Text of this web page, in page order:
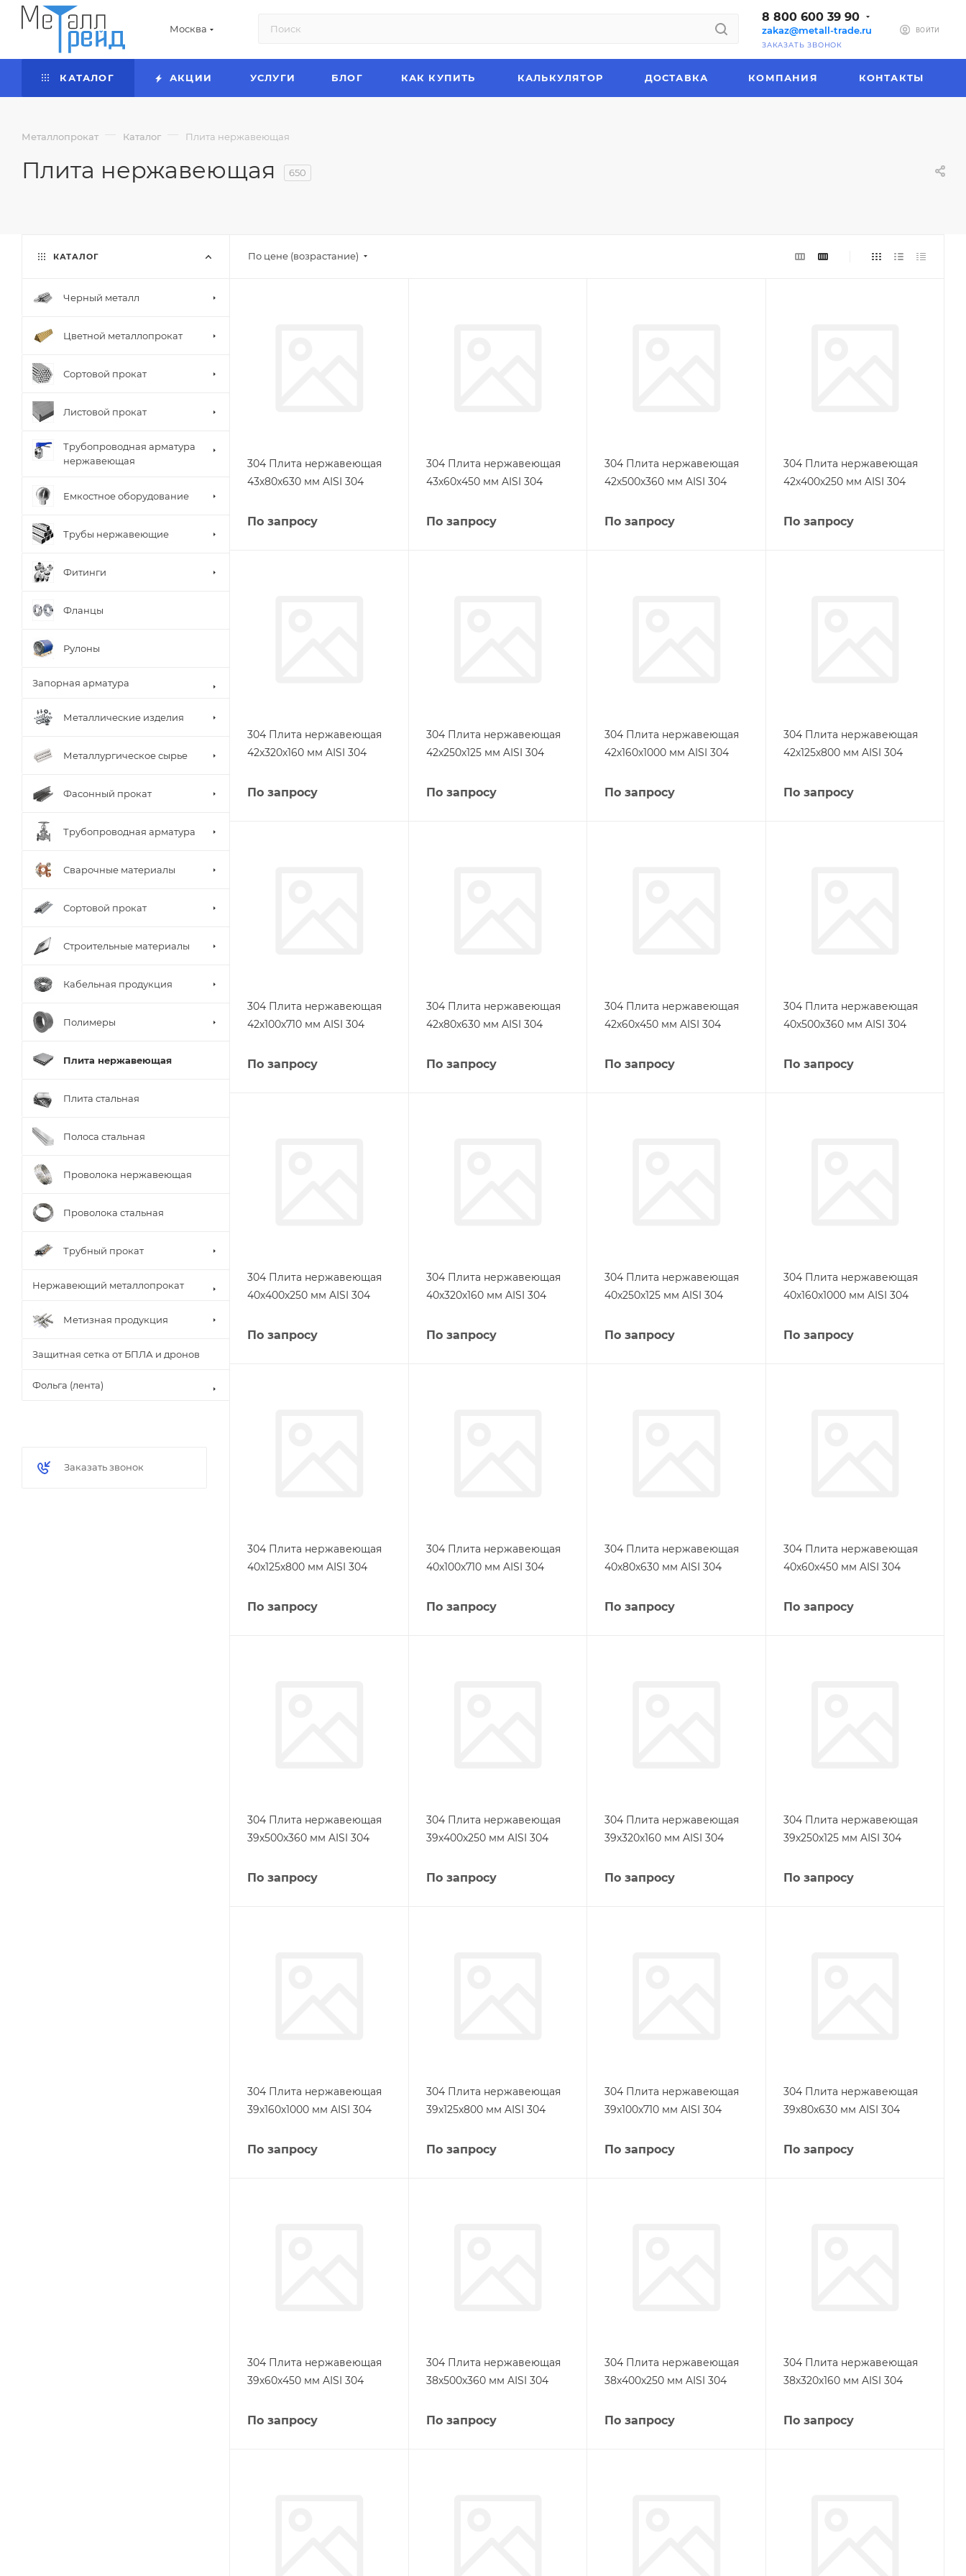
Москва
8 800 600 39 90
zakaz@metall-trade.ru
ЗАКАЗАТЬ ЗВОНОК
ВОЙТИ
КАТАЛОГ АКЦИИ УСЛУГИ БЛОГ КАК КУПИТЬ КАЛЬКУЛЯТОР ДОСТАВКА КОМПАНИЯ КОНТАКТЫ
Металлопрокат — Каталог — Плита нержавеющая
Плита нержавеющая 650
По цене (возрастание)
304 Плита нержавеющая
43х80х630 мм AISI 304
По запросу
304 Плита нержавеющая
43х60х450 мм AISI 304
По запросу
304 Плита нержавеющая
42х500х360 мм AISI 304
По запросу
304 Плита нержавеющая
42х400х250 мм AISI 304
По запросу
304 Плита нержавеющая
42х320х160 мм AISI 304
По запросу
304 Плита нержавеющая
42х250х125 мм AISI 304
По запросу
304 Плита нержавеющая
42х160х1000 мм AISI 304
По запросу
304 Плита нержавеющая
42х125х800 мм AISI 304
По запросу
304 Плита нержавеющая
42х100х710 мм AISI 304
По запросу
304 Плита нержавеющая
42х80х630 мм AISI 304
По запросу
304 Плита нержавеющая
42х60х450 мм AISI 304
По запросу
304 Плита нержавеющая
40х500х360 мм AISI 304
По запросу
304 Плита нержавеющая
40х400х250 мм AISI 304
По запросу
304 Плита нержавеющая
40х320х160 мм AISI 304
По запросу
304 Плита нержавеющая
40х250х125 мм AISI 304
По запросу
304 Плита нержавеющая
40х160х1000 мм AISI 304
По запросу
304 Плита нержавеющая
40х125х800 мм AISI 304
По запросу
304 Плита нержавеющая
40х100х710 мм AISI 304
По запросу
304 Плита нержавеющая
40х80х630 мм AISI 304
По запросу
304 Плита нержавеющая
40х60х450 мм AISI 304
По запросу
304 Плита нержавеющая
39х500х360 мм AISI 304
По запросу
304 Плита нержавеющая
39х400х250 мм AISI 304
По запросу
304 Плита нержавеющая
39х320х160 мм AISI 304
По запросу
304 Плита нержавеющая
39х250х125 мм AISI 304
По запросу
304 Плита нержавеющая
39х160х1000 мм AISI 304
По запросу
304 Плита нержавеющая
39х125х800 мм AISI 304
По запросу
304 Плита нержавеющая
39х100х710 мм AISI 304
По запросу
304 Плита нержавеющая
39х80х630 мм AISI 304
По запросу
304 Плита нержавеющая
39х60х450 мм AISI 304
По запросу
304 Плита нержавеющая
38х500х360 мм AISI 304
По запросу
304 Плита нержавеющая
38х400х250 мм AISI 304
По запросу
304 Плита нержавеющая
38х320х160 мм AISI 304
По запросу
КАТАЛОГ
Черный металл
Цветной металлопрокат
Сортовой прокат
Листовой прокат
Трубопроводная арматура
нержавеющая
Емкостное оборудование
Трубы нержавеющие
Фитинги
Фланцы
Рулоны
Запорная арматура
Металлические изделия
Металлургическое сырье
Фасонный прокат
Трубопроводная арматура
Сварочные материалы
Сортовой прокат
Строительные материалы
Кабельная продукция
Полимеры
Плита нержавеющая
Плита стальная
Полоса стальная
Проволока нержавеющая
Проволока стальная
Трубный прокат
Нержавеющий металлопрокат
Метизная продукция
Защитная сетка от БПЛА и дронов
Фольга (лента)
Заказать звонок